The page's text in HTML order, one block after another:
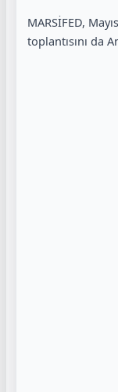
MARSİFED,
toplantısını da